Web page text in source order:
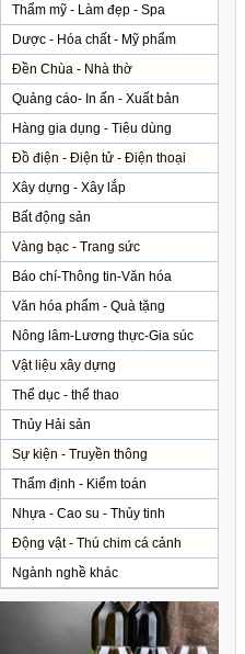
Thẩm mỹ - Làm đẹp - Spa
Dược - Hóa chất - Mỹ phẩm
Đền Chùa - Nhà thờ
Quảng cáo- In ấn - Xuất bản
Hàng gia dụng - Tiêu dùng
Đồ điện - Điện tử - Điện thoại
Xây dựng - Xây lắp
Bất động sản
Vàng bạc - Trang sức
Báo chí-Thông tin-Văn hóa
Văn hóa phẩm - Quà tặng
Nông lâm-Lương thực-Gia súc
Vật liệu xây dựng
Thể dục - thể thao
Thủy Hải sản
Sự kiện - Truyền thông
Thẩm định - Kiểm toán
Nhựa - Cao su - Thủy tinh
Động vật - Thú chim cá cảnh
Ngành nghề khác